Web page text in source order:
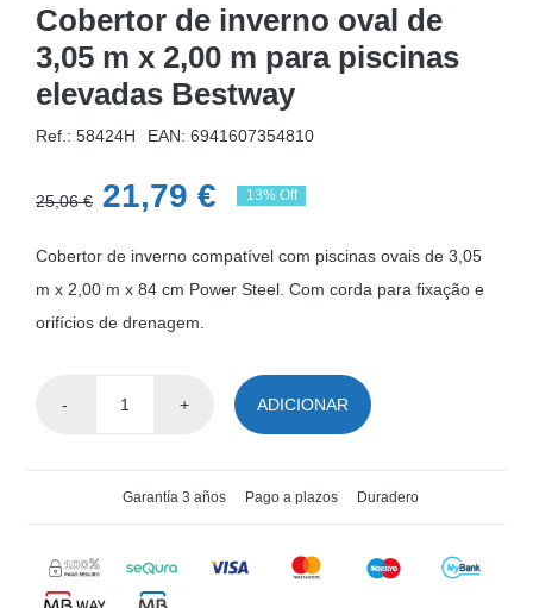
Cobertor de inverno oval de
3,05 m x 2,00 m para piscinas
elevadas Bestway
Ref.: 58424H EAN: 6941607354810
25,06€ O
original
era:
21,79 €O
atual
13% Off
Cobertor de inverno compatível com piscinas ovais de 3,05
m x 2,00 m x 84 cm Power Steel. Com corda para fixação e
orifícios de drenagem.
Cobertor
ADICIONAR
Garantía 3 años Pago a plazos Duradero